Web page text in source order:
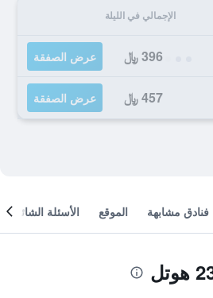
الإجمالي في الليلة
396 ﷼ عرض الصفقة
457 ﷼ عرض الصفقة
فنادق مشابهة الموقع الأسئلة الشائعة